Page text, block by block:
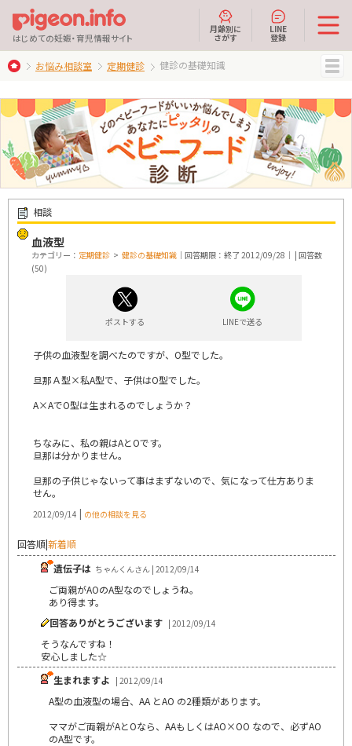
はじめての妊娠・育児情報サイト
月齢別に
さがす
LINE
登録
お悩み相談室 定期健診 健診の基礎知識
相談
血液型
カテゴリー： 定期健診 > 健診の基礎知識 ｜回答期限：終了 2012/09/28｜ | 回答数
(50)
ポストする LINEで送る
子供の血液型を調べたのですが、O型でした。
旦那Ａ型×私A型で、子供はO型でした。
A×AでO型は生まれるのでしょうか？
ちなみに、私の親はAとOです。
旦那は分かりません。
旦那の子供じゃないって事はまずないので、気になって仕方ありま
せん。
2012/09/14 | の他の相談を見る
回答順|新着順
遺伝子は ちゃんくんさん | 2012/09/14
ご両親がAOのA型なのでしょうね。
あり得ます。
回答ありがとうございます | 2012/09/14
そうなんですね！
安心しました☆
生まれますよ | 2012/09/14
A型の血液型の場合、AA とAO の2種類があります。
ママがご両親がAとOなら、AAもしくはAO×OO なので、必ずAO
のA型です。